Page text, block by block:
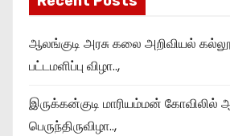
ஆலங்குடி அரசு கலை அறிவியல்
பட்டமளிப்பு விழா..,
இருக்கன்குடி மாரியம்மன் கோவிலில்
பெருந்திருவிழா..,